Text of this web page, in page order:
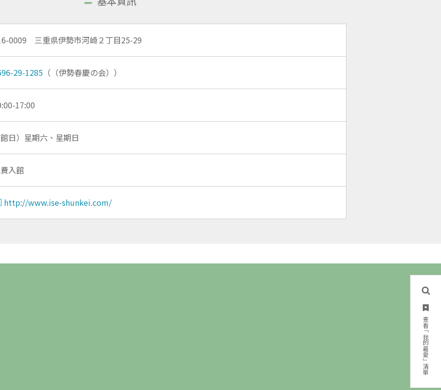
查看「我的最愛」清單
0009 三重県伊勢市河崎２丁目25-29
29-1285 （（伊勢春慶の会））
17:00
日）星期六、星期日
入館
http://www.ise-shunkei.com/